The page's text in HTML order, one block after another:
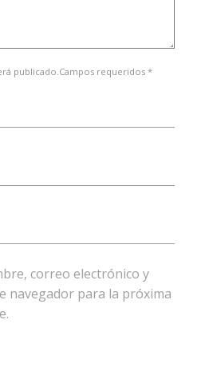
publicado.Campos requeridos *
correo electrónico y
navegador para la próxima